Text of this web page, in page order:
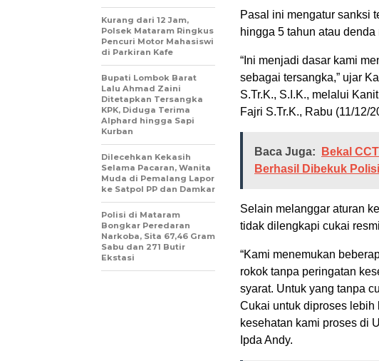
Pasal ini mengatur sanksi
hingga 5 tahun atau
“Ini menjadi dasar kami
sebagai tersangka,” ujar
S.Tr.K., S.I.K., melalui
Fajri S.Tr.K., Rabu (11/12/
Baca Juga:
Bekal
Berhasil Dibekuk Polisi
Selain melanggar aturan
tidak dilengkapi cukai
“Kami menemukan
rokok tanpa peringatan
syarat. Untuk yang tanpa
Cukai untuk diproses lebih
kesehatan kami proses di
Ipda Andy.
Kurang dari 12 Jam,
Polsek Mataram Ringkus
Pencuri Motor Mahasiswi
di Parkiran Kafe
Bupati Lombok Barat
Lalu Ahmad Zaini
Ditetapkan Tersangka
KPK, Diduga Terima
Alphard hingga Sapi
Kurban
Dilecehkan Kekasih
Selama Pacaran, Wanita
Muda di Pemalang Lapor
ke Satpol PP dan Damkar
Polisi di Mataram
Bongkar Peredaran
Narkoba, Sita 67,46 Gram
Sabu dan 271 Butir
Ekstasi